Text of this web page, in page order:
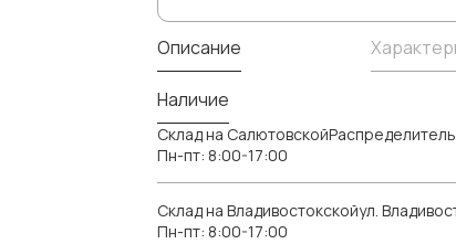
Описание
Наличие
Склад на
Пн-пт: 8:00-17:00
Склад на Владивостокскойул.
Пн-пт: 8:00-17:00